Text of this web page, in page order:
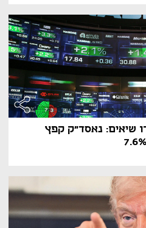
שיאים: נאסד"ק קפץ